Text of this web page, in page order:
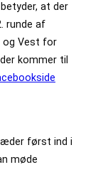
at der
runde af
og Vest for
kommer til
først ind i
møde